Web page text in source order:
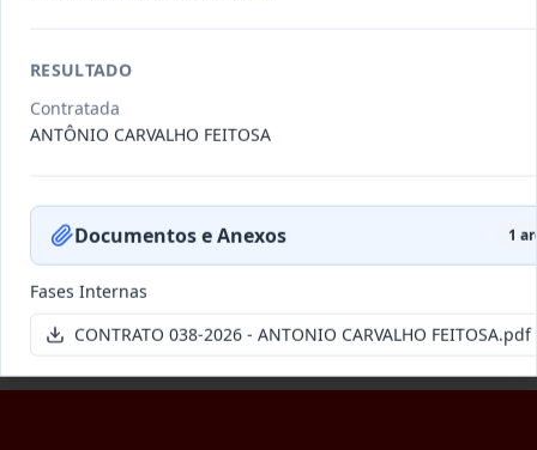
094-2026
Fornecimento
de Bens
Itens por página: 10 Exibindo1–10de106 registros
RESULTADO
Contratada
ANTÔNIO CARVALHO FEITOSA
Documentos e Anexos 1
Fases Internas
CONTRATO 038-2026 - ANTONIO CARVALHO FEITOSA.pdf